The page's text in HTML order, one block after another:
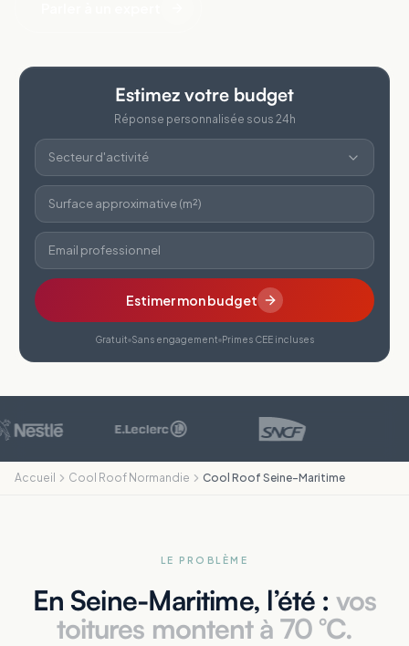
Estimez votre budget
Réponse personnalisée sous 24h
Secteur d'activité
Surface approximative (m²)
Email professionnel
Estimer mon budget
Gratuit Sans engagement Primes CEE incluses
Accueil Cool Roof Normandie Cool Roof Seine-Maritime
LE PROBLÈME
En Seine-Maritime, l’été : vos
toitures montent à 70 °C.